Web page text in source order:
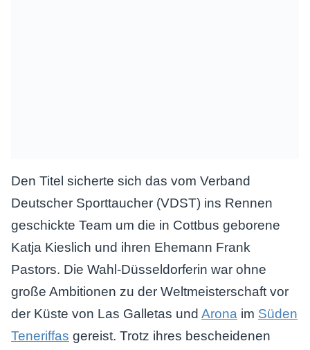
Den Titel sicherte sich das vom Verband
Deutscher Sporttaucher (VDST) ins Rennen
geschickte Team um die in Cottbus geborene
Katja Kieslich und ihren Ehemann Frank
Pastors. Die Wahl-Düsseldorferin war ohne
große Ambitionen zu der Weltmeisterschaft vor
der Küste von Las Galletas und Arona im Süden
Teneriffas gereist. Trotz ihres bescheidenen